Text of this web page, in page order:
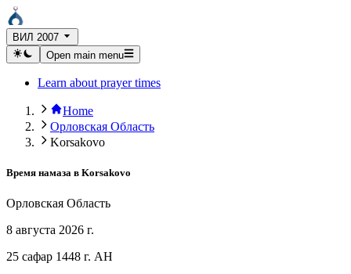
ВИЛ 2007
Open main menu
Learn about prayer times
Home
Орловская Область
Korsakovo
Время намаза в Korsakovo
Орловская Область
8 августа 2026 г.
25 сафар 1448 г. AH